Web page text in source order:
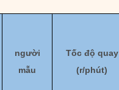
người
mẫu
Tốc độ quay
(r/phút)